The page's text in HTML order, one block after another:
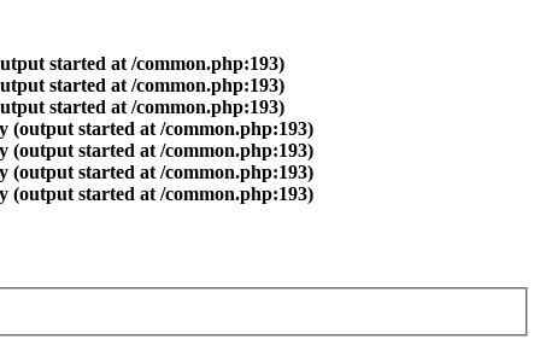
started at /common.php:193)
started at /common.php:193)
started at /common.php:193)
(output started at /common.php:193)
(output started at /common.php:193)
(output started at /common.php:193)
(output started at /common.php:193)